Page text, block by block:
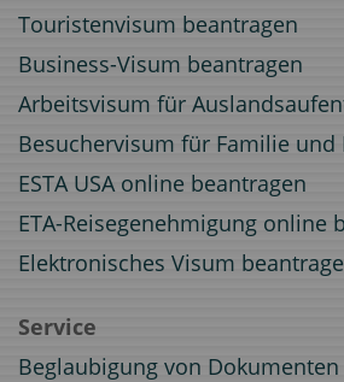
Touristenvisum beantragen
Business-Visum beantragen
Arbeitsvisum für
Besuchervisum für Familie und
ESTA USA online beantragen
ETA-Reisegenehmigung online
Elektronisches Visum
Service
Beglaubigung von Dokumenten